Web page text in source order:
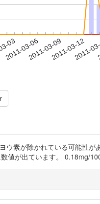
03
2011-03-062011-03-092011-03-12
2011-
ウ素が除かれている可能性
値が出ています。 0.18mg/